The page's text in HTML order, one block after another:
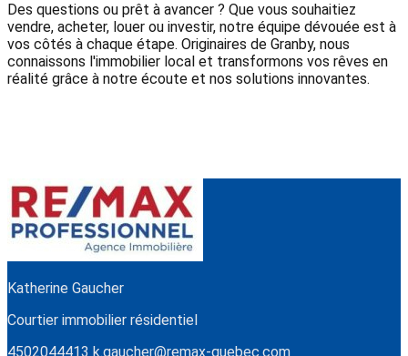
Des questions ou prêt à avancer ? Que vous souhaitiez
vendre, acheter, louer ou investir, notre équipe dévouée est à
vos côtés à chaque étape. Originaires de Granby, nous
connaissons l'immobilier local et transformons vos rêves en
réalité grâce à notre écoute et nos solutions innovantes.
Katherine Gaucher
Courtier immobilier résidentiel
4502044413 k.gaucher@remax-quebec.com